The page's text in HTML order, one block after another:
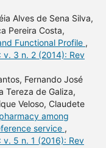
Alves de Sena Silva,
Pereira Costa,
Functional Profile ,
v. 3 n. 2 (2014): Rev
Fernando José
Tereza de Galiza,
Veloso, Claudete
among
service ,
v. 5 n. 1 (2016): Rev